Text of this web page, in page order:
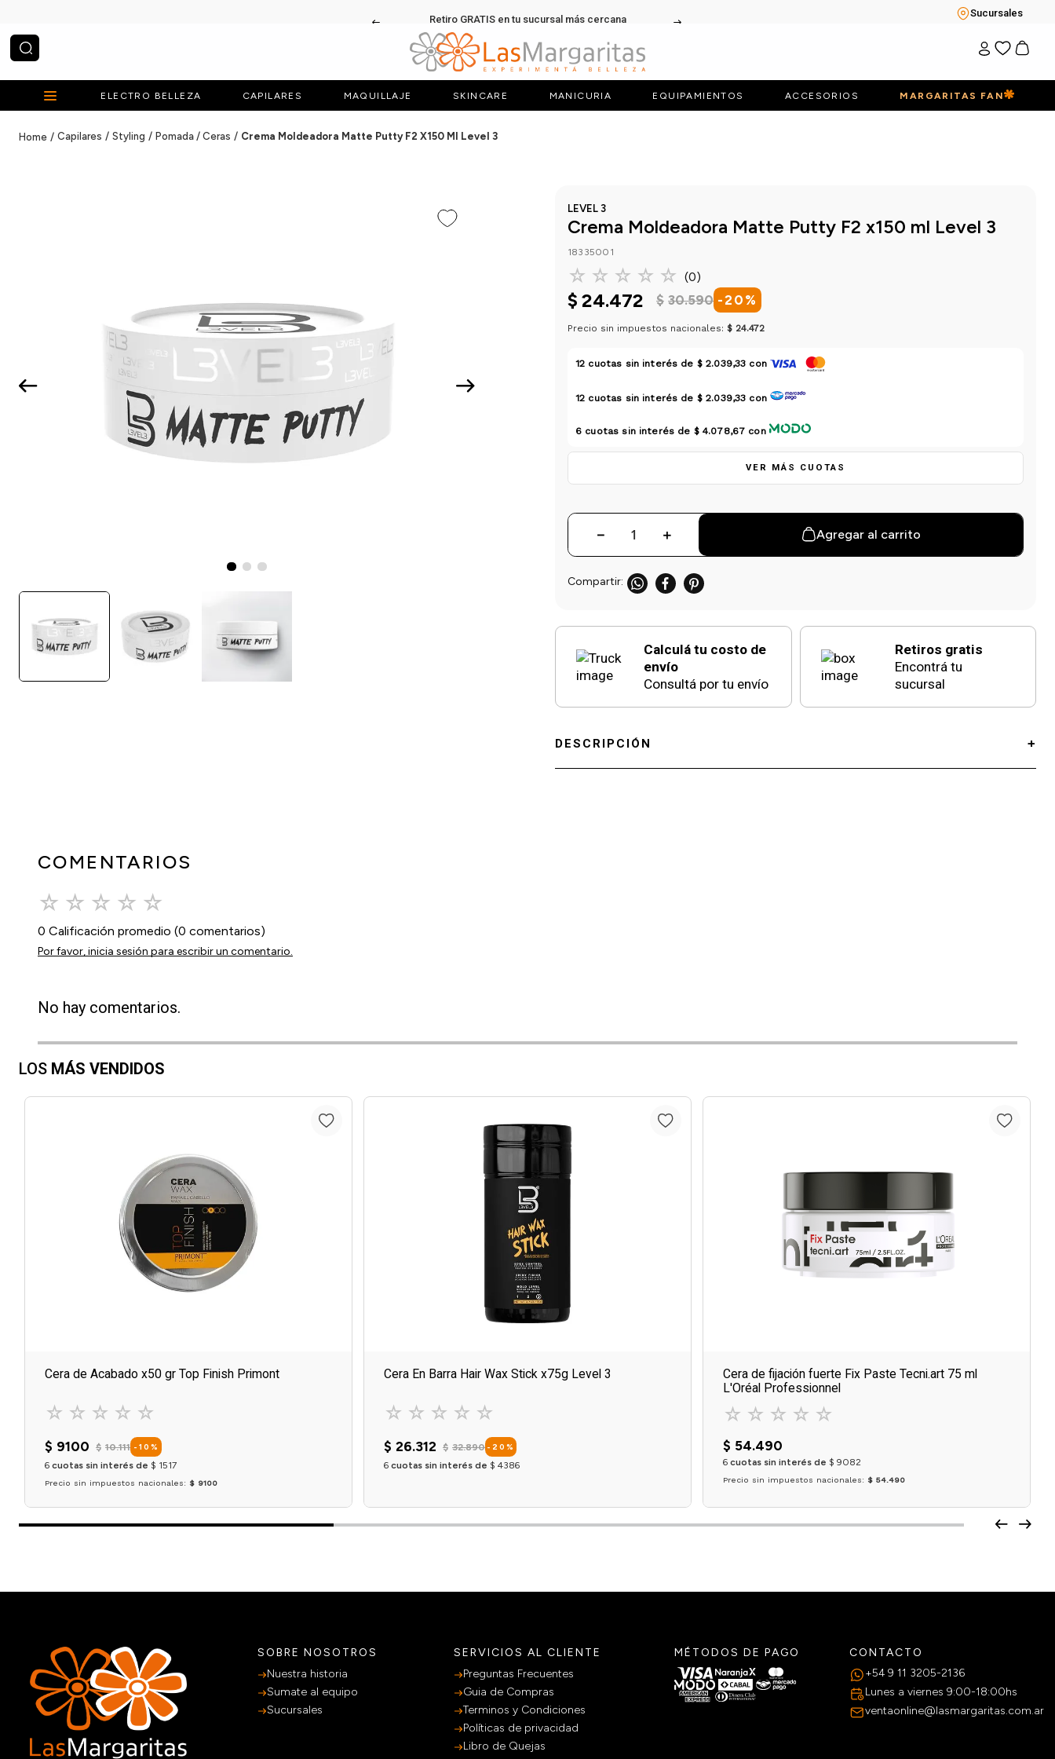
Retiro GRATIS en tu sucursal más cercana
Sucursales
¿Qué estás buscando?
ELECTRO BELLEZA CAPILARES MAQUILLAJE SKINCARE MANICURIA EQUIPAMIENTOS ACCESORIOS MARGARITAS FAN
Capilares Styling Pomada / Ceras Crema Moldeadora Matte Putty F2 X150 Ml Level 3
LEVEL 3
Crema Moldeadora Matte Putty F2 x150 ml Level 3
18335001
☆ ☆ ☆ ☆ ☆ (0)
$ 24.472 $ 30.590 -20 %
Precio sin impuestos nacionales: $ 24.472
12 cuotas sin interés de $ 2.039,33 con
12 cuotas sin interés de $ 2.039,33 con
6 cuotas sin interés de $ 4.078,67 con
VER MÁS CUOTAS
＋
－ Agregar al carrito
Calculá tu costo de
envío
Consultá por tu envío
Retiros gratis
Encontrá tu
sucursal
DESCRIPCIÓN
COMENTARIOS
☆ ☆ ☆ ☆ ☆
0 Calificación promedio (0 comentarios)
Por favor, inicia sesión para escribir un comentario.
No hay comentarios.
LOS MÁS VENDIDOS
Cera de Acabado x50 gr Top Finish Primont
☆ ☆ ☆ ☆ ☆
$ 9100 $ 10.111 - 10 %
6 cuotas sin interés de $ 1517
Precio sin impuestos nacionales: $ 9100
Cera En Barra Hair Wax Stick x75g Level 3
☆ ☆ ☆ ☆ ☆
$ 26.312 $ 32.890 - 20 %
6 cuotas sin interés de $ 4386
Cera de fijación fuerte Fix Paste Tecni.art 75 ml
L'Oréal Professionnel
☆ ☆ ☆ ☆ ☆
$ 54.490
6 cuotas sin interés de $ 9082
Precio sin impuestos nacionales: $ 54.490
SOBRE NOSOTROS
Nuestra historia
Sumate al equipo
Sucursales
SERVICIOS AL CLIENTE
Preguntas Frecuentes
Guia de Compras
Terminos y Condiciones
Políticas de privacidad
Libro de Quejas
MÉTODOS DE PAGO
CONTACTO
+54 9 11 3205-2136
Lunes a viernes 9:00-18:00hs
ventaonline@lasmargaritas.com.ar